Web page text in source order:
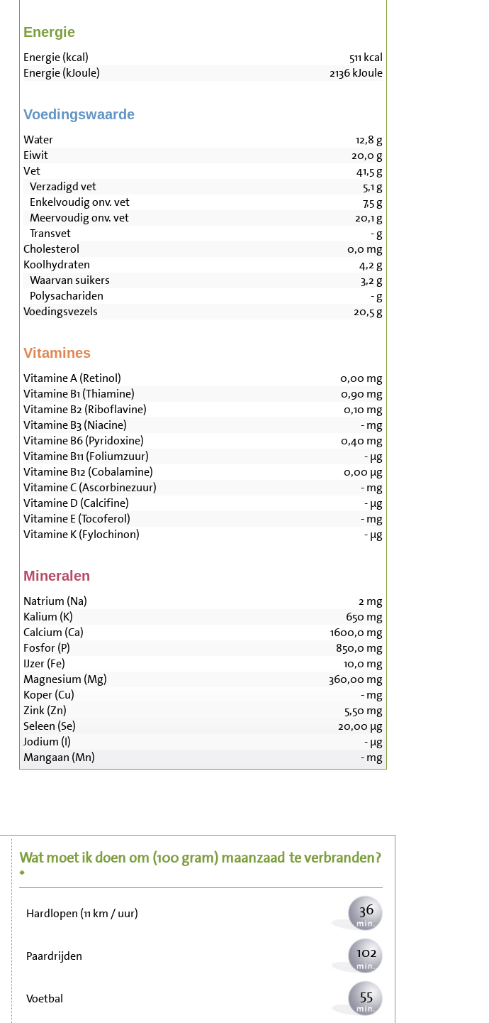
Energie
Energie (kcal) 511 kcal
Energie (kJoule)
2136kJoule
Voedingswaarde
Water 12,8 g
Eiwit
20,0 g
Vet
41,5g
Verzadigd vet
5,1 g
Enkelvoudig onv. vet
7,5g
Meervoudig onv. vet
20,1 g
Transvet
-g
Cholesterol
0,0 mg
Koolhydraten
4,2 g
Waarvan suikers
3,2 g
Polysachariden
-g
Voedingsvezels
20,5g
Vitamines
Vitamine A (Retinol) 0,00 mg
Vitamine B1 (Thiamine)
0,90 mg
Vitamine B2 (Riboflavine)
0,10 mg
Vitamine B3 (Niacine)
-mg
Vitamine B6 (Pyridoxine)
0,40 mg
Vitamine B11 (Foliumzuur)
-µg
Vitamine B12 (Cobalamine)
0,00 µg
Vitamine C (Ascorbinezuur)
-mg
Vitamine D (Calcifine)
-µg
Vitamine E (Tocoferol)
-mg
Vitamine K (Fylochinon)
-µg
Mineralen
Natrium (Na) 2 mg
Kalium (K)
650 mg
Calcium (Ca)
1600,0 mg
Fosfor (P)
850,0 mg
IJzer (Fe)
10,0 mg
Magnesium (Mg)
360,00 mg
Koper (Cu)
-mg
Zink (Zn)
5,50 mg
Seleen (Se)
20,00 µg
Jodium (I)
-µg
Mangaan (Mn)
-mg
Wat moet ik doen om (100 gram)maanzaad te verbranden?
*
91
Hardlopen (11 km / uur) 36
Paardrijden 102
Voetbal 55